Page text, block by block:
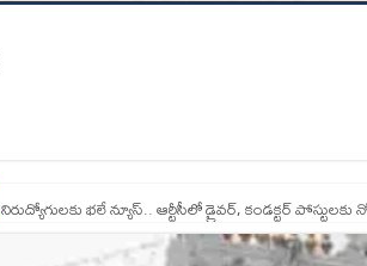
నిరుద్యోగులకు భలే న్యూస్.. ఆర్టీసీలో డ్రైవర్, కండక్టర్‌